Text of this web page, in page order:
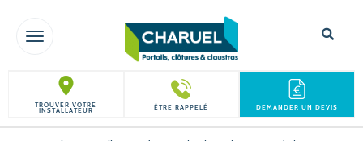
TOGGLE NAVIGATION
TROUVER VOTRE
INSTALLATEUR ÊTRE RAPPELÉ DEMANDER UN DEVIS